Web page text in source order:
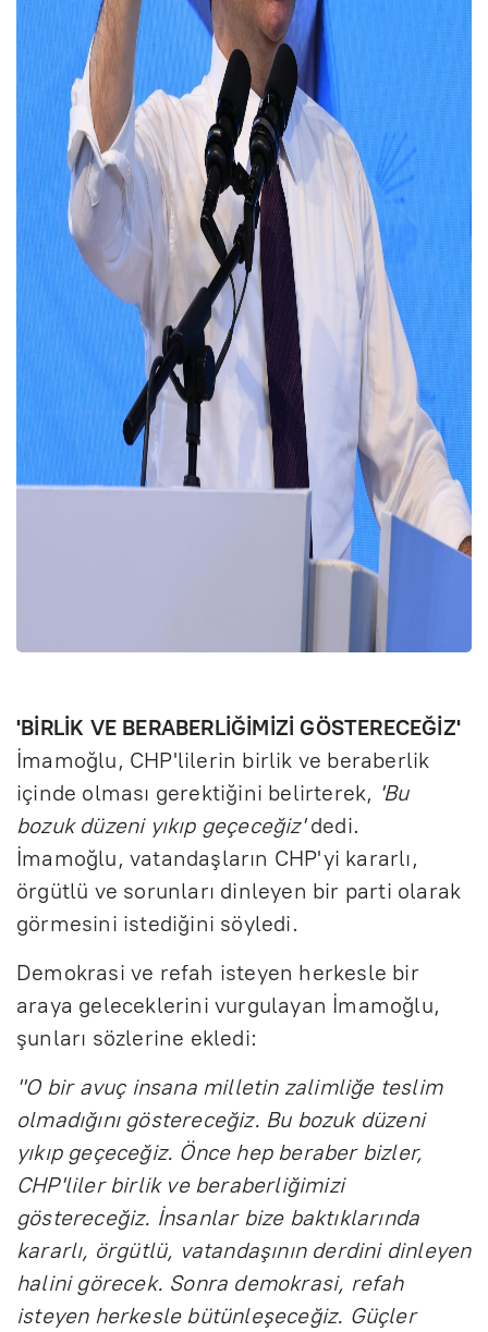
'BİRLİK VE BERABERLİĞİMİZİ GÖSTERECEĞİZ'
İmamoğlu, CHP'lilerin birlik ve beraberlik
içinde olması gerektiğini belirterek, 'Bu
bozuk düzeni yıkıp geçeceğiz'dedi.
İmamoğlu, vatandaşların CHP'yi kararlı,
örgütlü ve sorunları dinleyen bir parti olarak
görmesini istediğini söyledi.
Demokrasi ve refah isteyen herkesle bir
araya geleceklerini vurgulayan İmamoğlu,
şunları sözlerine ekledi:
''O bir avuç insana milletin zalimliğe teslim
olmadığını göstereceğiz. Bu bozuk düzeni
yıkıp geçeceğiz. Önce hep beraber bizler,
CHP'liler birlik ve beraberliğimizi
göstereceğiz. İnsanlar bize baktıklarında
kararlı, örgütlü, vatandaşının derdini dinleyen
halini görecek. Sonra demokrasi, refah
isteyen herkesle bütünleşeceğiz. Güçler